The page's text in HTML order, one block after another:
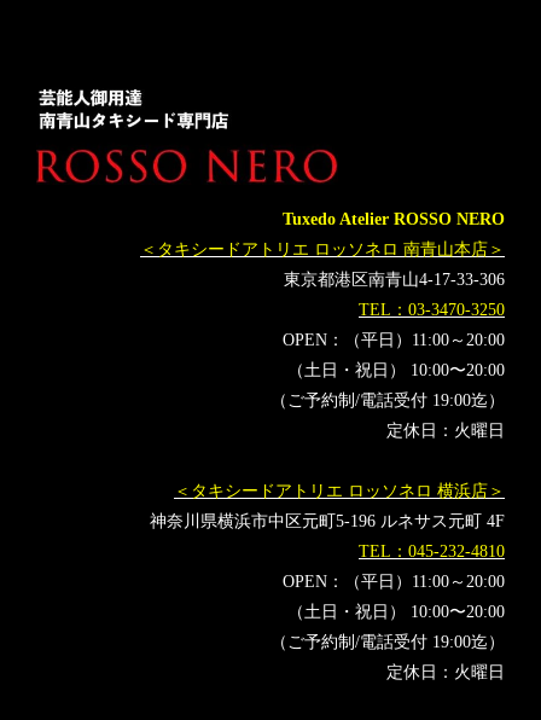
Tuxedo Atelier ROSSO NERO
＜タキシードアトリエ ロッソネロ 南青山本店＞
東京都港区南青山4-17-33-306
TEL：03-3470-3250
OPEN：（平日）11:00～20:00
（土日・祝日） 10:00〜20:00
（ご予約制/電話受付 19:00迄）
定休日：火曜日
＜タキシードアトリエ ロッソネロ 横浜店＞
神奈川県横浜市中区元町5-196 ルネサス元町 4F
TEL：045-232-4810
OPEN：（平日）11:00～20:00
（土日・祝日） 10:00〜20:00
（ご予約制/電話受付 19:00迄）
定休日：火曜日